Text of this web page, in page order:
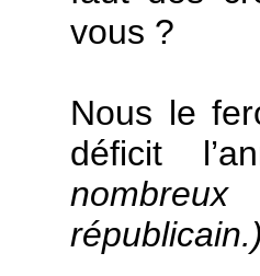
vous ?
Nous le
déficit
républicain.)